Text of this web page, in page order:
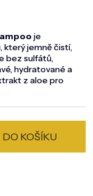
je
který jemně čistí,
bez sulfátů,
hydratované a
z aloe pro
DO KOŠÍKU